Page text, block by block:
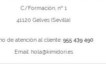
C/Formación, nº 1
41120 Gelves (Sevilla)
de atención al cliente: 955 439 490
Email: hola@kimidori.es